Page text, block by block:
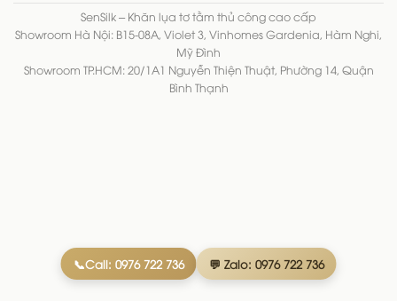
📞Call: 0976 722 736 💬 Zalo: 0976 722 736
SenSilk – Khăn lụa tơ tằm thủ công cao cấp
Showroom Hà Nội: B15-08A, Violet 3, Vinhomes Gardenia, Hàm Nghi,
Mỹ Đình
Showroom TP.HCM: 20/1A1 Nguyễn Thiện Thuật, Phường 14, Quận
Bình Thạnh